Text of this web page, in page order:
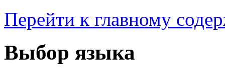
Перейти к главному
Выбор языка